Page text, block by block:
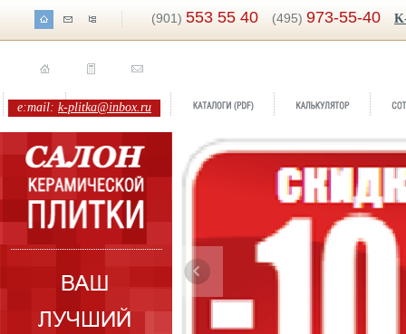
(901) 553 55 40 (495) 973-55-40
e:mail: k-plitka@inbox.ru